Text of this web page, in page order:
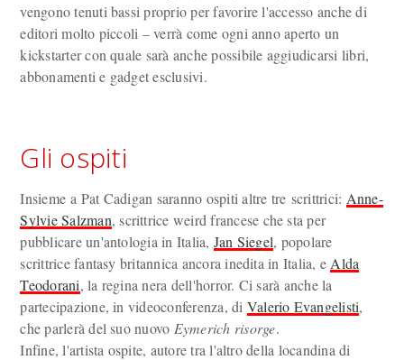
vengono tenuti bassi proprio per favorire l'accesso anche di
editori molto piccoli – verrà come ogni anno aperto un
kickstarter con quale sarà anche possibile aggiudicarsi libri,
abbonamenti e gadget esclusivi.
Gli ospiti
Insieme a Pat Cadigan saranno ospiti altre tre scrittrici: Anne-
Sylvie Salzman, scrittrice weird francese che sta per
pubblicare un'antologia in Italia, Jan Siegel, popolare
scrittrice fantasy britannica ancora inedita in Italia, e Alda
Teodorani, la regina nera dell'horror. Ci sarà anche la
partecipazione, in videoconferenza, di Valerio Evangelisti,
che parlerà del suo nuovo Eymerich risorge.
Infine, l'artista ospite, autore tra l'altro della locandina di